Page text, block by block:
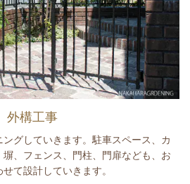
外構工事
グしていきます。駐車スペース、カ
、フェンス、門柱、門扉なども、お
て設計していきます。